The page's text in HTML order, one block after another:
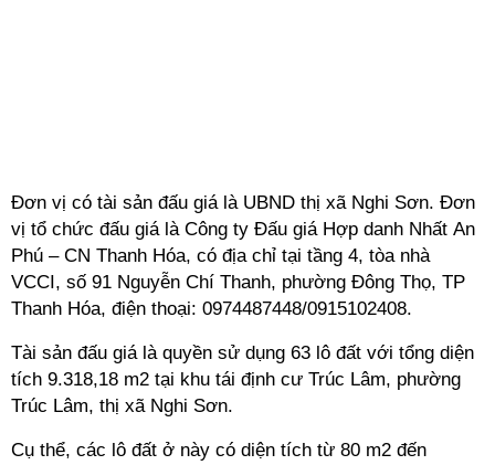
Đơn vị có tài sản đấu giá là UBND thị xã Nghi Sơn. Đơn
vị tổ chức đấu giá là Công ty Đấu giá Hợp danh Nhất An
Phú – CN Thanh Hóa, có địa chỉ tại tầng 4, tòa nhà
VCCI, số 91 Nguyễn Chí Thanh, phường Đông Thọ, TP
Thanh Hóa, điện thoại: 0974487448/0915102408.
Tài sản đấu giá là quyền sử dụng 63 lô đất với tổng diện
tích 9.318,18 m2 tại khu tái định cư Trúc Lâm, phường
Trúc Lâm, thị xã Nghi Sơn.
Cụ thể, các lô đất ở này có diện tích từ 80 m2 đến